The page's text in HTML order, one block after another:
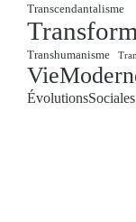
Transcendantalisme
Transhumanisme
ÉvolutionsSociales